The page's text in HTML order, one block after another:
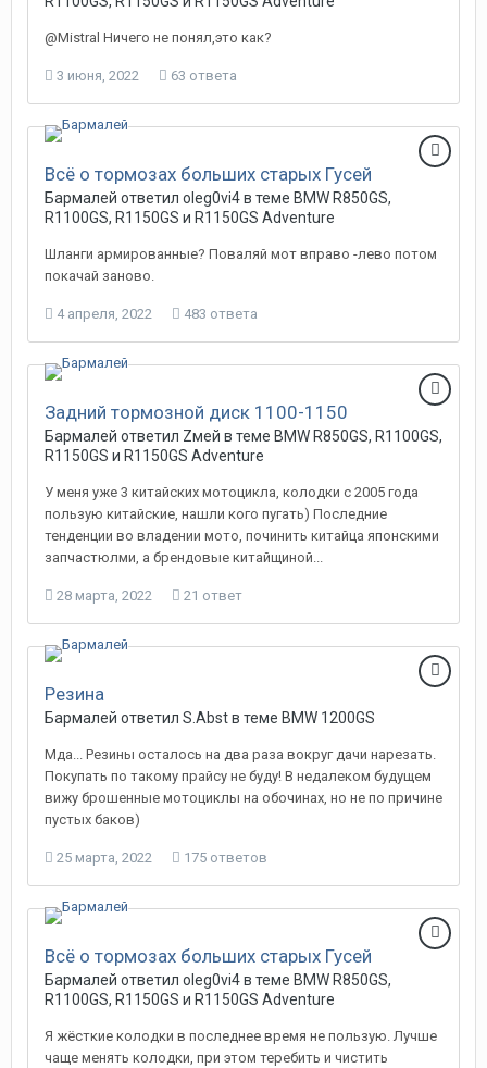
@Mistral Ничего не понял,это как?
3 июня, 2022 63 ответа
Всё о тормозах больших старых Гусей
Бармалей ответил oleg0vi4 в теме BMW R850GS,
R1100GS, R1150GS и R1150GS Adventure
Шланги армированные? Поваляй мот вправо -лево потом
покачай заново.
4 апреля, 2022 483 ответа
Задний тормозной диск 1100-1150
Бармалей ответил Zмей в теме BMW R850GS, R1100GS,
R1150GS и R1150GS Adventure
У меня уже 3 китайских мотоцикла, колодки с 2005 года
пользую китайские, нашли кого пугать) Последние
тенденции во владении мото, починить китайца японскими
запчастюлми, а брендовые китайщиной...
28 марта, 2022 21 ответ
Резина
Бармалей ответил S.Abst в теме BMW 1200GS
Мда... Резины осталось на два раза вокруг дачи нарезать.
Покупать по такому прайсу не буду! В недалеком будущем
вижу брошенные мотоциклы на обочинах, но не по причине
пустых баков)
25 марта, 2022 175 ответов
Всё о тормозах больших старых Гусей
Бармалей ответил oleg0vi4 в теме BMW R850GS,
R1100GS, R1150GS и R1150GS Adventure
Я жёсткие колодки в последнее время не пользую. Лучше
чаще менять колодки, при этом теребить и чистить